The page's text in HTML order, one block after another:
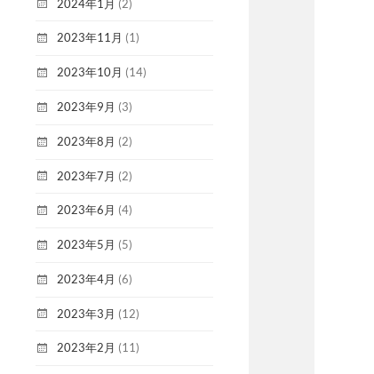
2024年1月 (2)
2023年11月 (1)
2023年10月 (14)
2023年9月 (3)
2023年8月 (2)
2023年7月 (2)
2023年6月 (4)
2023年5月 (5)
2023年4月 (6)
2023年3月 (12)
2023年2月 (11)